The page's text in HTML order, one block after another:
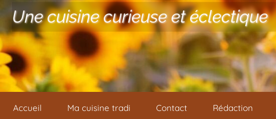
Une cuisine curieuse et éclectique
Accueil Ma cuisine tradi Contact Rédaction